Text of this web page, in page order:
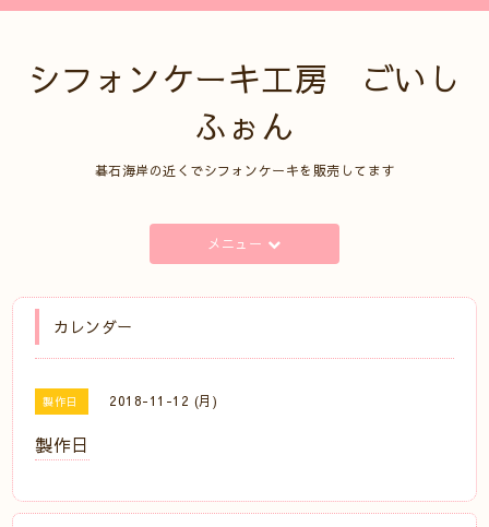
シフォンケーキ工房 ごいし
ふぉん
碁石海岸の近くでシフォンケーキを販売してます
メニュー
カレンダー
製作日 2018-11-12 (月)
製作日